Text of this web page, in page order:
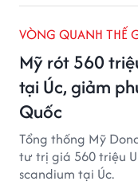
VÒNG QUANH THẾ
Mỹ rót 560
tại Úc, giảm
Quốc
Tổng thống Mỹ
tư trị giá 560 triệu
scandium tại Úc.